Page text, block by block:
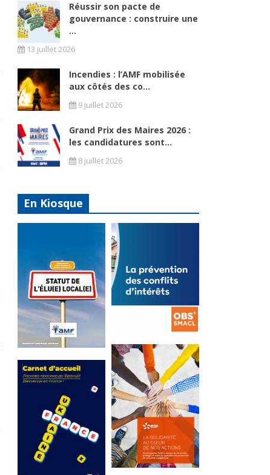
Réussir son pacte de
gouvernance : construire une
...
13 juillet 2026
Incendies : l’AMF mobilisée
aux côtés des co...
9 juillet 2026
Grand Prix des Maires 2026 :
les candidatures sont...
8 juillet 2026
En Kiosque
Statut de
l’élu local
Mise à jour avril
2024
FEUILLETER
La
prévention
des conflits
d’intérêts
18 septembre 2023
FEUILLETER